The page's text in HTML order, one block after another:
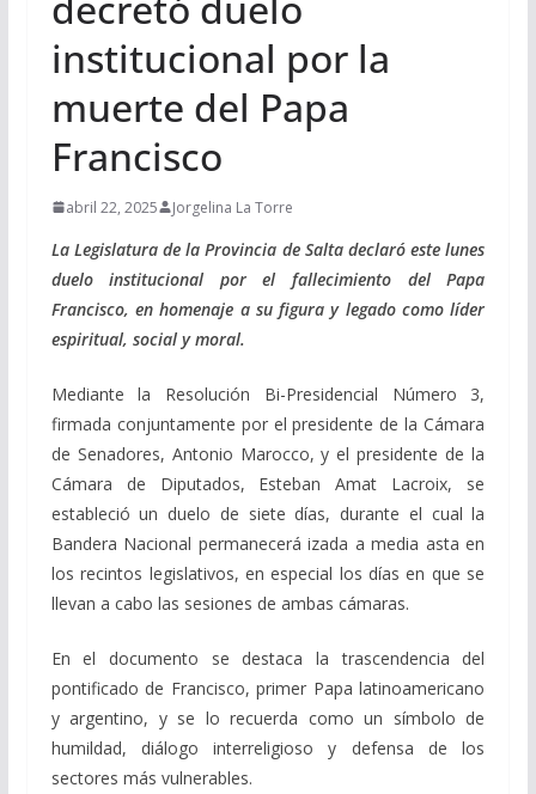
institucional por la
muerte del Papa
Francisco
abril 22, 2025 Jorgelina La Torre
La Legislatura de la Provincia de Salta declaró este lunes
duelo institucional por el fallecimiento del Papa
Francisco, en homenaje a su figura y legado como líder
espiritual, social y moral.
Mediante la Resolución Bi-Presidencial Número 3,
firmada conjuntamente por el presidente de la Cámara
de Senadores, Antonio Marocco, y el presidente de la
Cámara de Diputados, Esteban Amat Lacroix, se
estableció un duelo de siete días, durante el cual la
Bandera Nacional permanecerá izada a media asta en
los recintos legislativos, en especial los días en que se
llevan a cabo las sesiones de ambas cámaras.
En el documento se destaca la trascendencia del
pontificado de Francisco, primer Papa latinoamericano
y argentino, y se lo recuerda como un símbolo de
humildad, diálogo interreligioso y defensa de los
sectores más vulnerables.